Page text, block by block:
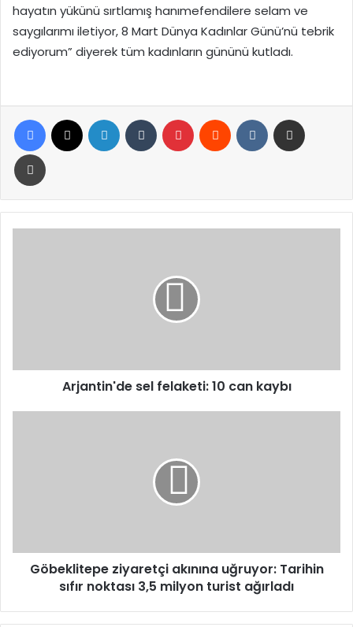
hayatın yükünü sırtlamış hanımefendilere selam ve
saygılarımı iletiyor, 8 Mart Dünya Kadınlar Günü’nü tebrik
ediyorum” diyerek tüm kadınların gününü kutladı.
Facebook LinkedIn Tumblr Pinterest Reddit VKontakte
Yazdır
Arjantin'de sel felaketi: 10 can kaybı
milyon
turistGöbeklitepe ziyaretçi akınına uğruyor: Tarihin
sıfır noktası 3,5 milyon turist ağırladı